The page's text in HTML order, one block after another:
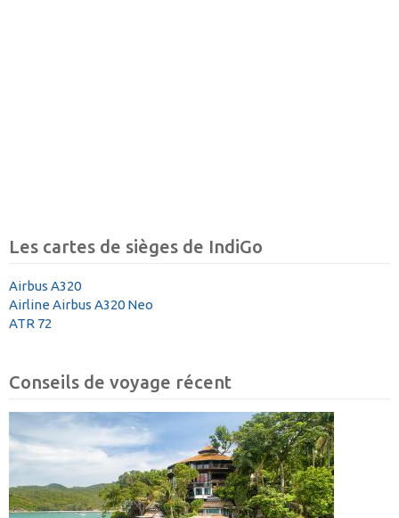
Les cartes de sièges de IndiGo
Airbus A320
Airline Airbus A320 Neo
ATR 72
Conseils de voyage récent